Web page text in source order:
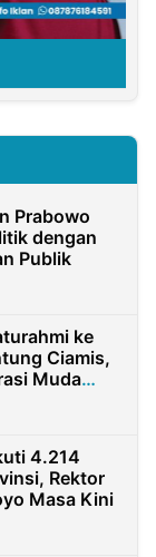
Prabowo
dengan
Publik
ke
Ciamis,
Muda
4.214
Rektor
Masa Kini